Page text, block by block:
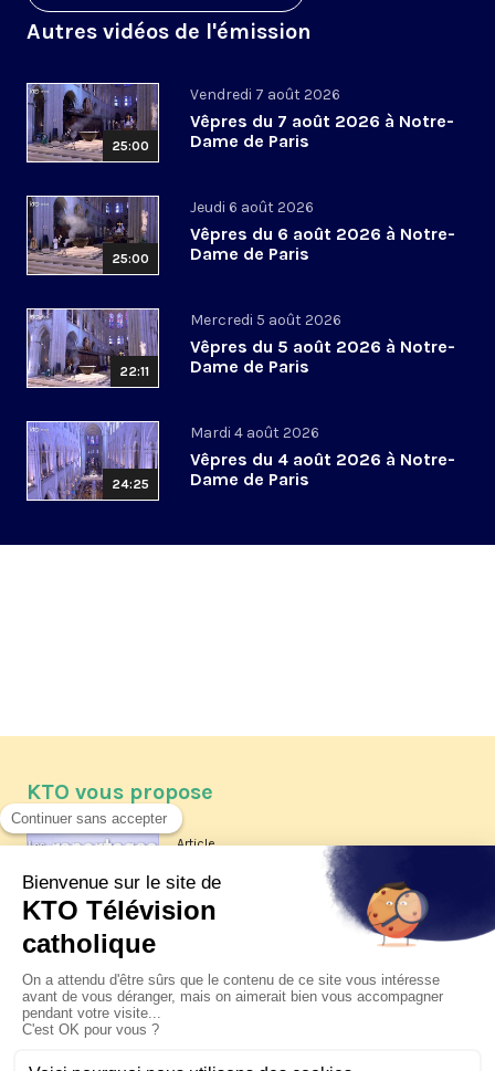
Autres vidéos de l'émission
25:00
Vendredi 7 août 2026
Vêpres du 7 août 2026 à Notre-
Dame de Paris
25:00
Jeudi 6 août 2026
Vêpres du 6 août 2026 à Notre-
Dame de Paris
22:11
Mercredi 5 août 2026
Vêpres du 5 août 2026 à Notre-
Dame de Paris
24:25
Mardi 4 août 2026
Vêpres du 4 août 2026 à Notre-
Dame de Paris
KTO vous propose
Article
Les reportages d'été 2026 de KTO
La visite pastorale du pape Léon
XIV à Assise à suivre sur KTO le
jeudi 6 août